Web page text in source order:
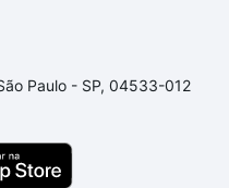
Paulo - SP, 04533-012